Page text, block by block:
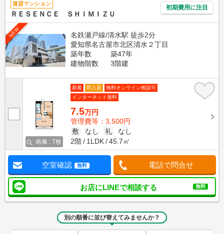
賃貸マンション
ＲＥＳＥＮＣＥ ＳＨＩＭＩＺＵ
初期費用に注目
NEW
名鉄瀬戸線/清水駅 徒歩2分
愛知県名古屋市北区清水２丁目
築年数
築47年
建物階数
3階建
画像 : 7枚
新着 即入居
無料オンライン相談可
インターネット無料
7.5万円
管理費等：3,500円
敷
なし 礼
なし
2階
1LDK 45.7㎡
空室確認 無料 電話で問合せ
お店にLINEで相談する 無料
別の順番に並び替えてみませんか？